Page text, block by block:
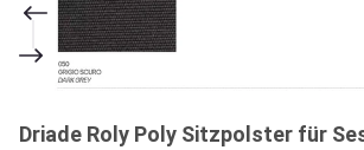
Driade Roly Poly Sitzpolster für